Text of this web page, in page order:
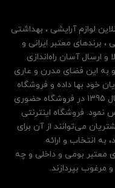
لوازم آرایشی ، بهداشتی
برندهای معتبر ایرانی و
ارسال آسان راه‌اندازی
به این فضای مدرن و عاری
خود بها داده و فروشگاه
اینترنتی خود را بر پایه سال‌ها تجربه از سال 1395 در فروشگاه حضوری
نمود. فروشگاه اینترنتی
می‌توانند از آن‌ برای
به انتخاب و ارائه
معتبر بومی و داخلی و چه
مرغوب بپردازند.